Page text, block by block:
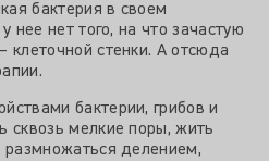
бактерия в своем
нее нет того, на что зачастую
клеточной стенки. А отсюда
бактерии, грибов и
сквозь мелкие поры, жить
размножаться делением,